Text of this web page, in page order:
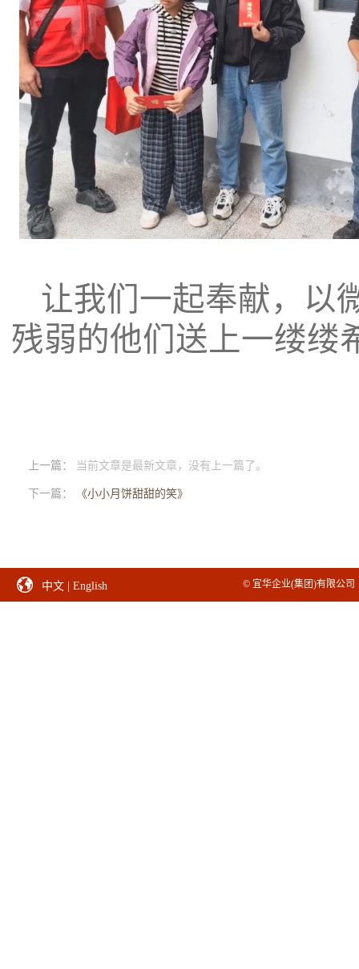
让我们一起奉献，以
残弱的他们送上一缕缕
上一篇： 当前文章是最新文章，没有上一篇了。
下一篇： 《小小月饼甜甜的笑》
中文 English © 宜华企业(集团)有限公